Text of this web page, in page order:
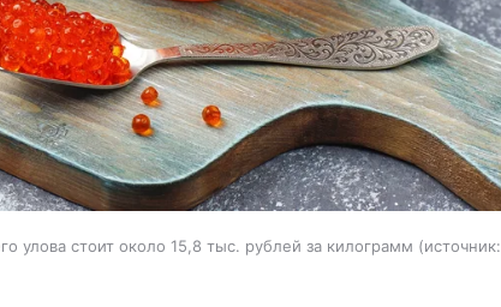
улова стоит около 15,8 тыс. рублей за килограмм
источник: